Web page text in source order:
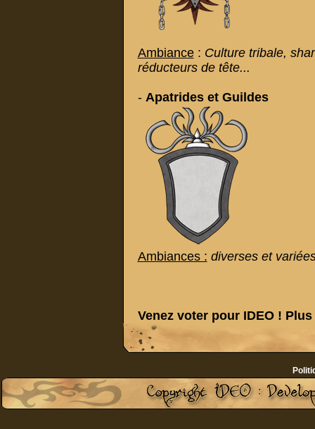
Ambiance: Culture tribale,
réducteurs de tête...
- Apatrides et Guildes
Ambiances : diverses et
Venez voter pour IDEO !